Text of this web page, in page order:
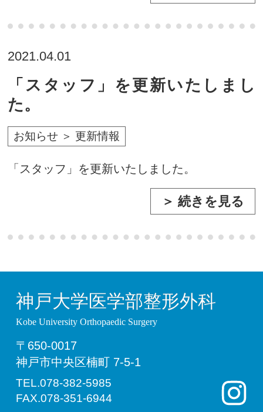
2021.04.01
「スタッフ」を更新いたしまし
た。
お知らせ ＞ 更新情報
「スタッフ」を更新いたしました。
＞ 続きを見る
神戸大学医学部整形外科
Kobe University Orthopaedic Surgery
〒650-0017
神戸市中央区楠町 7-5-1
TEL.078-382-5985
FAX.078-351-6944